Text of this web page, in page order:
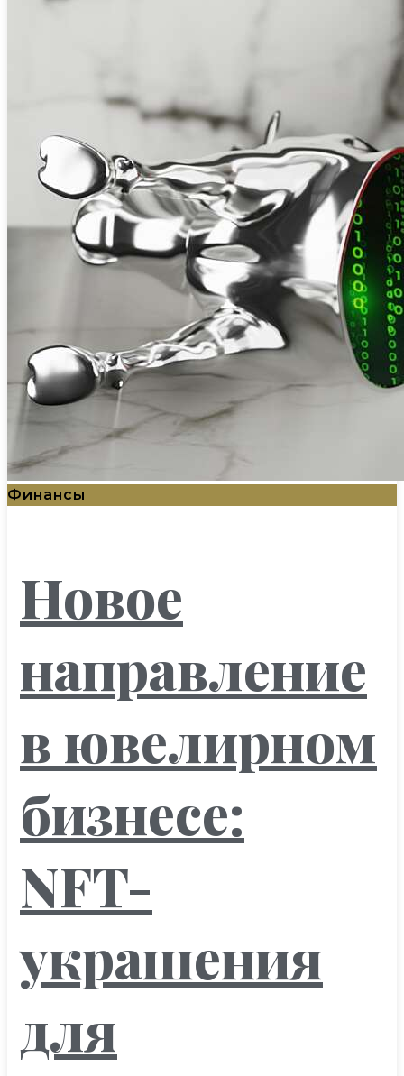
Финансы
Новое
направление
в ювелирном
бизнесе:
NFT-
украшения
для